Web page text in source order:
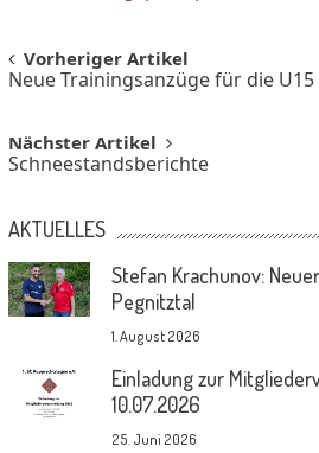
Post
navigation
Vorheriger Artikel
Neue Trainingsanzüge für die U15
Nächster Artikel
Schneestandsberichte
AKTUELLES
Stefan Krachunov:
Pegnitztal
1. August 2026
Einladung zur
10.07.2026
25. Juni 2026